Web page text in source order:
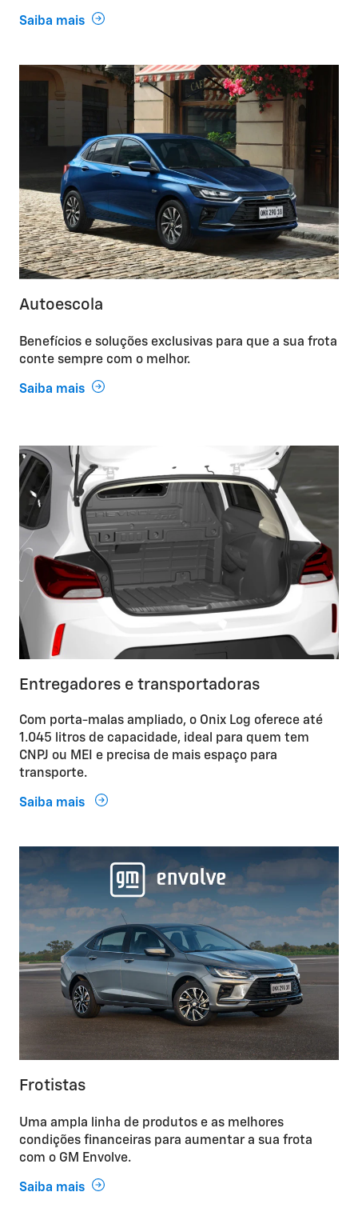
Saiba mais
Autoescola
Benefícios e soluções exclusivas para que a sua frota
conte sempre com o melhor.
Saiba mais
Entregadores e transportadoras
Com porta-malas ampliado, o Onix Log oferece até
1.045 litros de capacidade, ideal para quem tem
CNPJ ou MEI e precisa de mais espaço para
transporte.
Saiba mais
Frotistas
Uma ampla linha de produtos e as melhores
condições financeiras para aumentar a sua frota
com o GM Envolve.
Saiba mais